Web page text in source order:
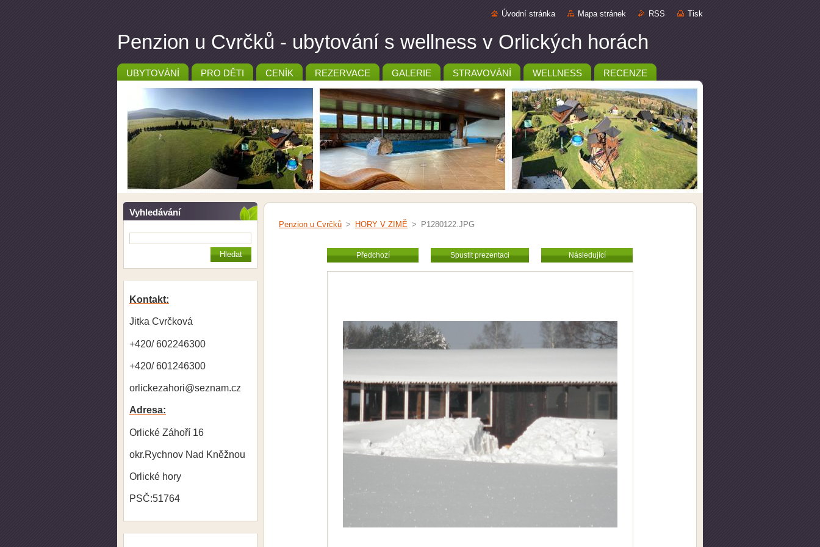
Úvodní stránka Mapa stránek RSS Tisk
Penzion u Cvrčků - ubytování s wellness v Orlických horách
UBYTOVÁNÍ PRO DĚTI CENÍK REZERVACE GALERIE STRAVOVÁNÍ WELLNESS RECENZE
Vyhledávání
Kontakt:
Jitka Cvrčková
+420/ 602246300
+420/ 601246300
orlickezahori@seznam.cz
Adresa:
Orlické Záhoří 16
okr.Rychnov Nad Kněžnou
Orlické hory
PSČ:51764
Penzion u Cvrčků > HORY V ZIMĚ > P1280122.JPG
Předchozí Spustit prezentaci Následující